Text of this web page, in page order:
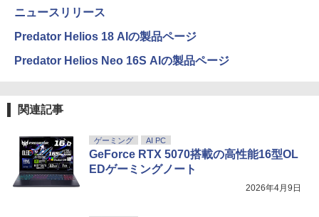
ニュースリリース
Predator Helios 18 AIの製品ページ
Predator Helios Neo 16S AIの製品ページ
関連記事
ゲーミング AI PC
GeForce RTX 5070搭載の高性能16型OL
EDゲーミングノート
2026年4月9日